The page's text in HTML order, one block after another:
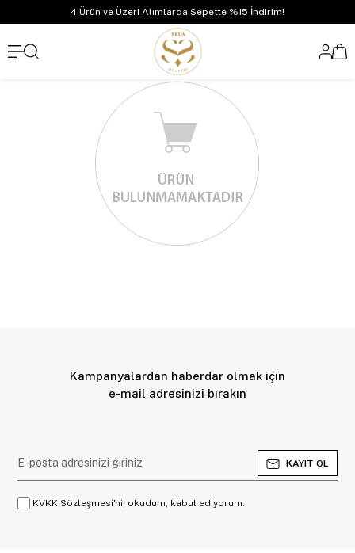
4 Ürün ve Üzeri Alımlarda Sepette %15 İndirim!
Kampanyalardan haberdar olmak için
e-mail adresinizi bırakın
KAYIT OL
KVKK Sözleşmesi'ni, okudum, kabul ediyorum.